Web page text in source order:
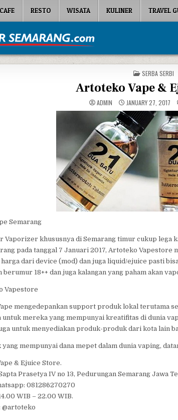
CAFE RESTO WISATA KULINER TRAVEL
POSTED IN
SERBA SERBI
Artoteko Vape &
ADMIN JANUARY 27, 2017
Vaporizer khususnya di Semarang timur cukup lega
pada tanggal 7 Januari 2017, Artoteko
dari device (mod) dan juga liquid/ejuice pasti
berumur 18++ dan juga kalangan yang paham akan
mengedepankan support produk lokal terutama
untuk mereka yang mempunyai kreatifitas di dunia
untuk menyediakan produk-produk dari kota lain
mempunyai dana mepet dalam dunia vaping,
& Ejuice Store.
Prasetya IV no 13, Pedurungan Semarang Jawa
081286270270
WIB – 22.00 WIB.
@artoteko